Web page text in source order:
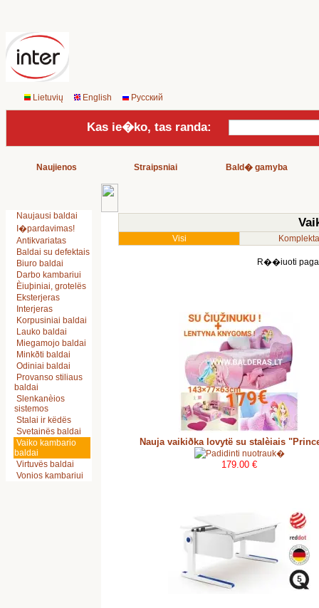
Lietuvių English Русский
Kas ie�ko, tas randa:
Naujienos Straipsniai Bald� gamyba
Naujausi baldai
I�pardavimas!
Antikvariatas
Baldai su defektais
Biuro baldai
Darbo kambariui
Èiuþiniai, grotelës
Eksterjeras
Interjeras
Korpusiniai baldai
Lauko baldai
Miegamojo baldai
Minkðti baldai
Odiniai baldai
Provanso stiliaus
baldai
Slenkanèios
sistemos
Stalai ir këdës
Svetainës baldai
Vaiko kambario
baldai
Virtuvës baldai
Vonios kambariui
Visi
R��iuoti
Nauja vaikiðka lovytë su stalèiais
179.00 €